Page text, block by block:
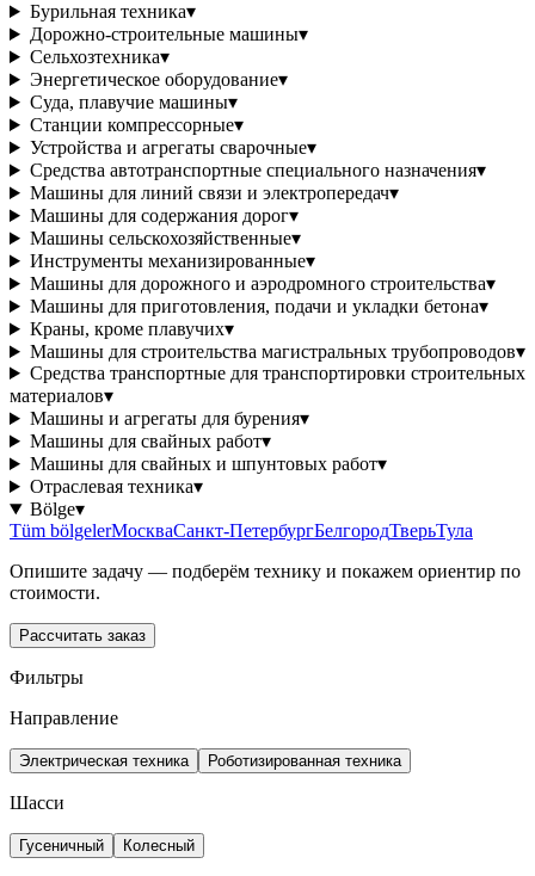
Бурильная техника▾
Дорожно-строительные машины▾
Сельхозтехника▾
Энергетическое оборудование▾
Суда, плавучие машины▾
Станции компрессорные▾
Устройства и агрегаты сварочные▾
Средства автотранспортные специального назначения▾
Машины для линий связи и электропередач▾
Машины для содержания дорог▾
Машины сельскохозяйственные▾
Инструменты механизированные▾
Машины для дорожного и аэродромного строительства▾
Машины для приготовления, подачи и укладки бетона▾
Краны, кроме плавучих▾
Машины для строительства магистральных трубопроводов▾
Средства транспортные для транспортировки строительных
материалов▾
Машины и агрегаты для бурения▾
Машины для свайных работ▾
Машины для свайных и шпунтовых работ▾
Отраслевая техника▾
Bölge▾
Tüm bölgelerМоскваСанкт-ПетербургБелгородТверьТула
Опишите задачу — подберём технику и покажем ориентир по
стоимости.
Рассчитать заказ
Фильтры
Направление
Электрическая техника Роботизированная техника
Шасси
Гусеничный Колесный